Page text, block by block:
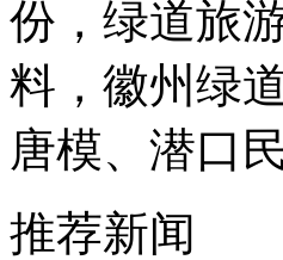
份，绿道旅
料，徽州绿
唐模、潜口
推荐新闻